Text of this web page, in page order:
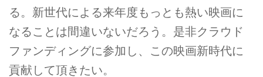
る。新世代による来年度もっとも熱い映画に
なることは間違いないだろう。是非クラウド
ファンディングに参加し、この映画新時代に
貢献して頂きたい。